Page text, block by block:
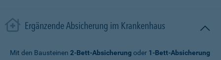
Ergänzende Absicherung im Krankenhaus
Mit den Bausteinen 2-Bett-Absicherung oder 1-Bett-Absicherung